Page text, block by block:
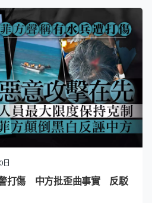
相府，獲工黨黨員拍手歡呼。
講台發表就職演說，被輿論視
長時的作風。 貝安德稱非常清
來第7位首相，目前是反省和下
調要向全世界展示英國可以重
政治，我聽到了。坦白說，我
需要並會做得更好，我們會令這
出四十年來最大變革。」 貝安
式，聚焦解決問題和加強合
共服務收歸政府管理。今年內
首要處理生活成本上漲問題，
眾更大喘息空間，宣布未來五
無家者問題，又會興建更多公
打傷 中方批歪曲事實 反駁